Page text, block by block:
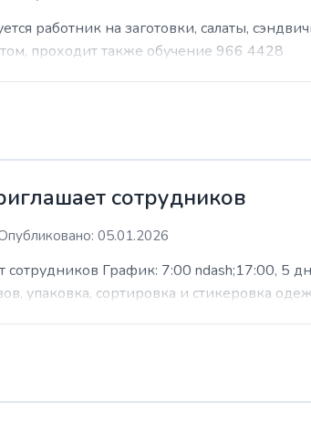
работник на заготовки, салаты,
проходит также обучение 966 4428
сотрудников
05.01.2026
График: 7:00 ndash;17:00, 5
упаковка, сортировка и стикеровка